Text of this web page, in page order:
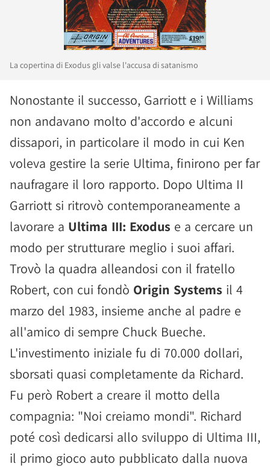
La copertina di Exodus gli valse l'accusa di satanismo
Nonostante il successo, Garriott e i Williams
non andavano molto d'accordo e alcuni
dissapori, in particolare il modo in cui Ken
voleva gestire la serie Ultima, finirono per far
naufragare il loro rapporto. Dopo Ultima II
Garriott si ritrovò contemporaneamente a
lavorare a Ultima III: Exodus e a cercare un
modo per strutturare meglio i suoi affari.
Trovò la quadra alleandosi con il fratello
Robert, con cui fondò Origin Systems il 4
marzo del 1983, insieme anche al padre e
all'amico di sempre Chuck Bueche.
L'investimento iniziale fu di 70.000 dollari,
sborsati quasi completamente da Richard.
Fu però Robert a creare il motto della
compagnia: "Noi creiamo mondi". Richard
poté così dedicarsi allo sviluppo di Ultima III,
il primo gioco auto pubblicato dalla nuova